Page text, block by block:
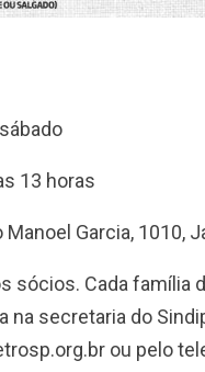
13 horas
Manoel Garcia, 1010,
sócios. Cada família
na secretaria do
ou pelo